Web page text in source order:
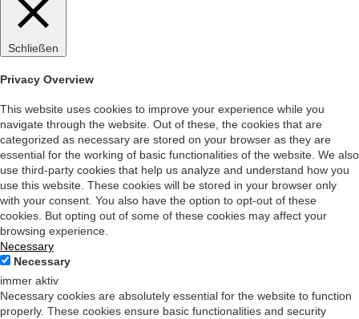
Schließen
Privacy Overview
This website uses cookies to improve your experience while you
navigate through the website. Out of these, the cookies that are
categorized as necessary are stored on your browser as they are
essential for the working of basic functionalities of the website. We also
use third-party cookies that help us analyze and understand how you
use this website. These cookies will be stored in your browser only
with your consent. You also have the option to opt-out of these
cookies. But opting out of some of these cookies may affect your
browsing experience.
Necessary
Necessary
immer aktiv
Necessary cookies are absolutely essential for the website to function
properly. These cookies ensure basic functionalities and security